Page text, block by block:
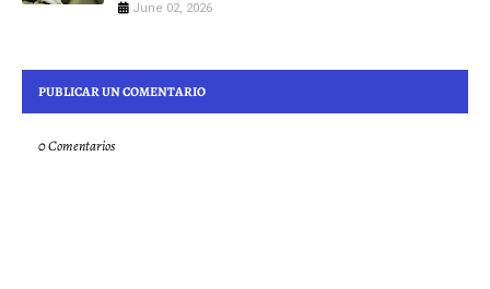
June 02, 2026
PUBLICAR UN COMENTARIO
0 Comentarios